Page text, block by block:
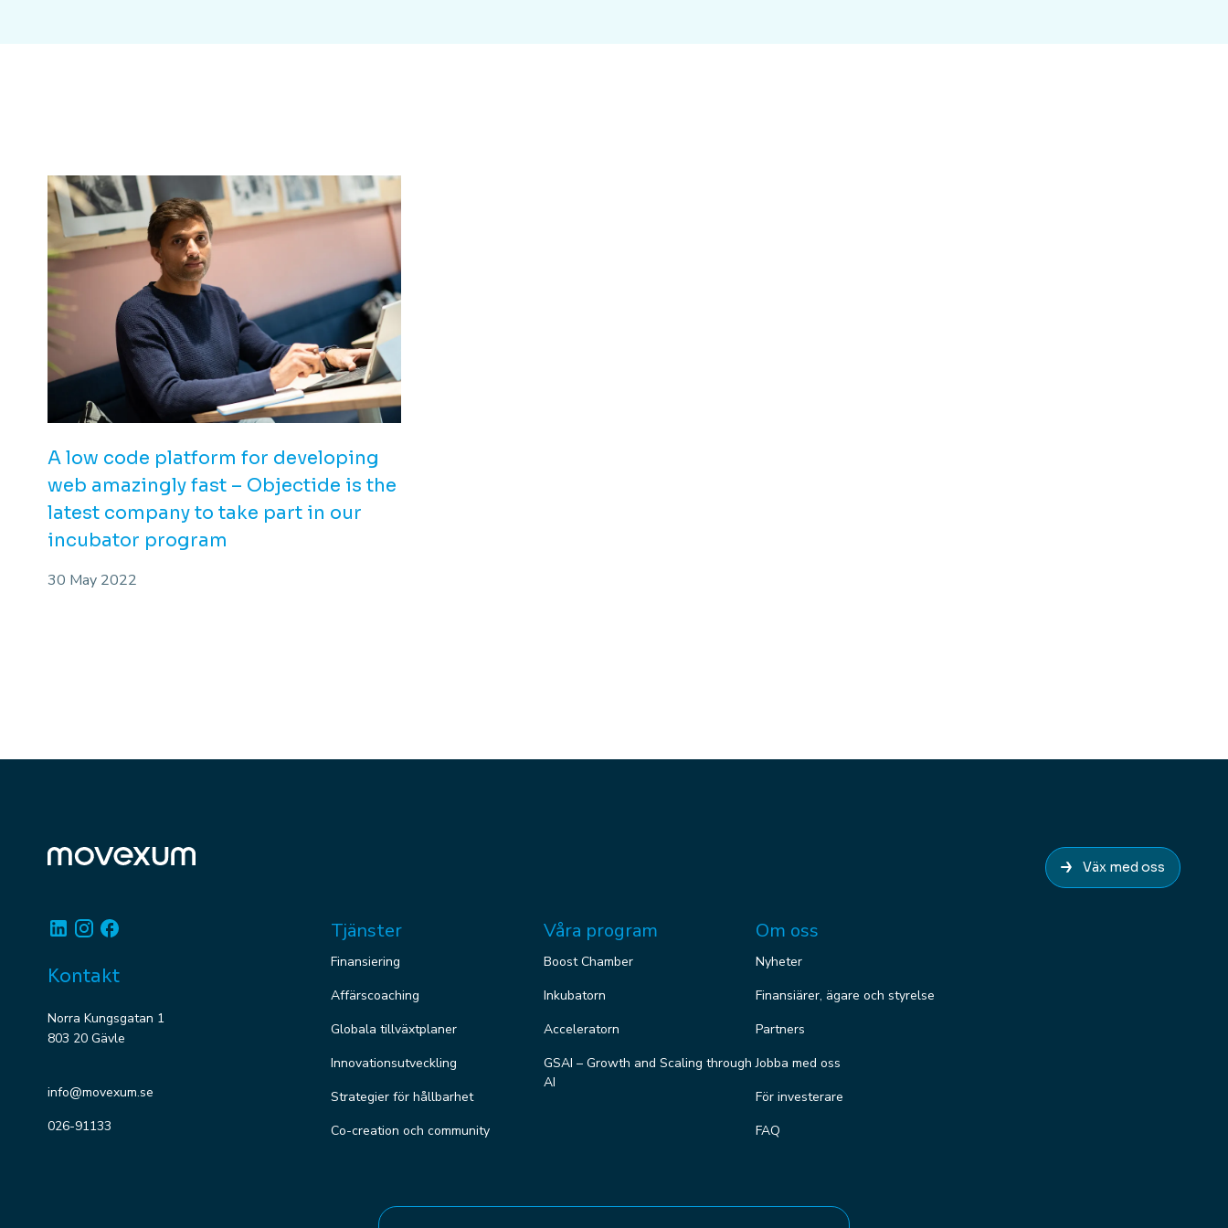
A low code platform for developing
web amazingly fast – Objectide is the
latest company to take part in our
incubator program
30 May 2022
Väx med oss
LinkedinInstagram
Kontakt
Norra Kungsgatan 1
803 20 Gävle
info@movexum.se
026-91133
Tjänster
Finansiering
Affärscoaching
Globala tillväxtplaner
Innovationsutveckling
Strategier för hållbarhet
Co-creation och community
Våra program
Boost Chamber
Inkubatorn
Acceleratorn
GSAI – Growth and Scaling through
AI
Om oss
Nyheter
Finansiärer, ägare och styrelse
Partners
Jobba med oss
För investerare
FAQ